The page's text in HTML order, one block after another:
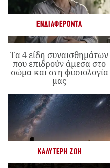
ΕΝΔΙΑΦΈΡΟΝΤΑ
Τα 4 είδη συναισθημάτων
που επιδρούν άμεσα στο
σώμα και στη φυσιολογία
μας
ΚΑΛΎΤΕΡΗ ΖΩΉ